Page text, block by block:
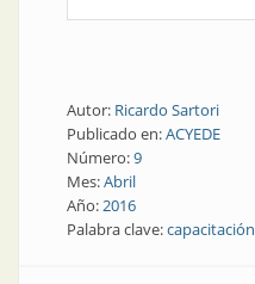
Autor: Ricardo Sartori
Publicado en:ACYEDE
Número:9
Mes:Abril
Año:2016
Palabra clave:capacitación